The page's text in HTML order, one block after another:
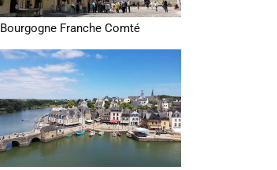
Bourgogne Franche Comté